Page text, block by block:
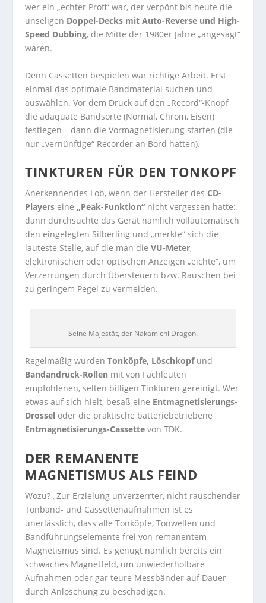
wer ein „echter Profi“ war, der verpönt bis heute die
unseligen Doppel-Decks mit Auto-Reverse und High-
Speed Dubbing, die Mitte der 1980er Jahre „angesagt“
waren.
Denn Cassetten bespielen war richtige Arbeit. Erst
einmal das optimale Bandmaterial suchen und
auswählen. Vor dem Druck auf den „Record“-Knopf
die adäquate Bandsorte (Normal, Chrom, Eisen)
festlegen – dann die Vormagnetisierung starten (die
nur „vernünftige“ Recorder an Bord hatten).
TINKTUREN FÜR DEN TONKOPF
Anerkennendes Lob, wenn der Hersteller des CD-
Players eine„Peak-Funktion“ nicht vergessen hatte:
dann durchsuchte das Gerät nämlich vollautomatisch
den eingelegten Silberling und „merkte“ sich die
lauteste Stelle, auf die man dieVU-Meter,
elektronischen oder optischen Anzeigen „eichte“, um
Verzerrungen durch Übersteuern bzw. Rauschen bei
zu geringem Pegel zu vermeiden.
Seine Majestät, der Nakamichi Dragon.
Regelmäßig wurdenTonköpfe, Löschkopfund
Bandandruck-Rollen mit von Fachleuten
empfohlenen, selten billigen Tinkturen gereinigt. Wer
etwas auf sich hielt, besaß eine Entmagnetisierungs-
Drossel oder die praktische batteriebetriebene
Entmagnetisierungs-Cassette von TDK.
DER REMANENTE
MAGNETISMUS ALS FEIND
Wozu? „Zur Erzielung unverzerrter, nicht rauschender
Tonband- und Cassettenaufnahmen ist es
unerlässlich, dass alle Tonköpfe, Tonwellen und
Bandführungselemente frei von remanentem
Magnetismus sind. Es genügt nämlich bereits ein
schwaches Magnetfeld, um unwiederholbare
Aufnahmen oder gar teure Messbänder auf Dauer
durch Anlöschung zu beschädigen.